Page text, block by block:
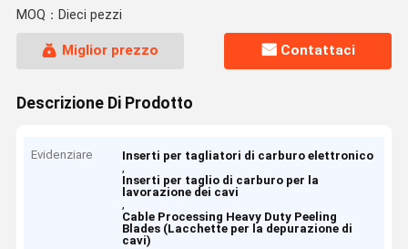
40(SN15T7), Adatto per la lavorazione di tutti i
materiali difficili da lavorare, ad eccezione delle
superleghe
MOQ：Dieci pezzi
Miglior prezzo Contattaci
Descrizione Di Prodotto
Evidenziare
Inserti per tagliatori di carburo elettronico
,
Inserti per taglio di carburo per la
lavorazione dei cavi
,
Cable Processing Heavy Duty Peeling
Blades (Lacchette per la depurazione di
cavi)